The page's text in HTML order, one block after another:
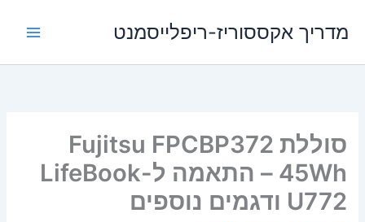
לתוכןמדריך אקססוריז-ריפלייסמנט
סוללת Fujitsu FPCBP372
45Wh – התאמה ל-LifeBook
U772 ודגמים נוספים